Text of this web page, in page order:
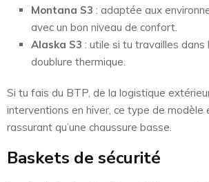
Montana S3 : adaptée aux
avec un bon niveau de confort.
Alaska S3 : utile si tu travailles dans
doublure thermique.
Si tu fais du BTP, de la logistique
interventions en hiver, ce type de modèle
rassurant qu’une chaussure basse.
Baskets de sécurité